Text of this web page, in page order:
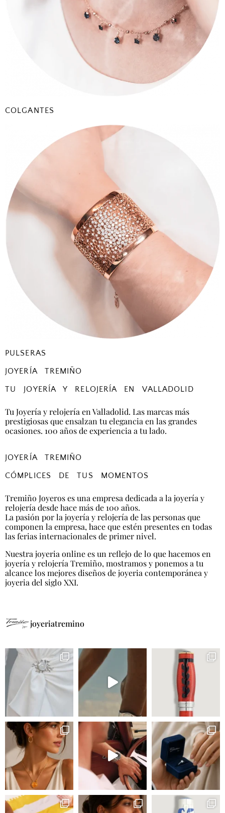
COLGANTES
PULSERAS
JOYERÍA TREMIÑO
TU JOYERÍA Y RELOJERÍA EN VALLADOLID
Tu Joyería y relojería en Valladolid. Las marcas más
prestigiosas que ensalzan tu elegancia en las grandes
ocasiones. 100 años de experiencia a tu lado.
JOYERÍA TREMIÑO
CÓMPLICES DE TUS MOMENTOS
Tremiño Joyeros es una empresa dedicada a la joyería y
relojería desde hace más de 100 años.
La pasión por la joyería y relojería de las personas que
componen la empresa, hace que estén presentes en todas
las ferias internacionales de primer nivel.
Nuestra joyeria online es un reflejo de lo que hacemos en
joyería y relojería Tremiño, mostramos y ponemos a tu
alcance los mejores diseños de joyeria contemporánea y
joyeria del siglo XXI.
joyeriatremino